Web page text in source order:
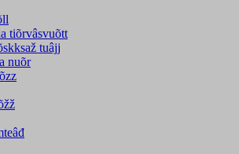
tiõrvâsvuõtt
tuâjj
nuõr